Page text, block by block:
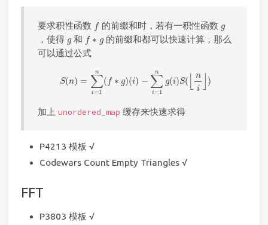
要求积性函数 f
f 的前缀和时，若有一积性函数 g
g
，使得 g
g和 f ∗ g
f∗
的前缀和都可以快速计算，那么
可以通过公式
S(n) =
n
∑
i=1
( f ∗ g)(i) −
n
∑
i=1
g(i)S(
n
i
)
=1 =1
加上unordered_map 缓存来快速求得
P4213 模板 √
Codewars Count Empty Triangles √
FFT
P3803 模板 √